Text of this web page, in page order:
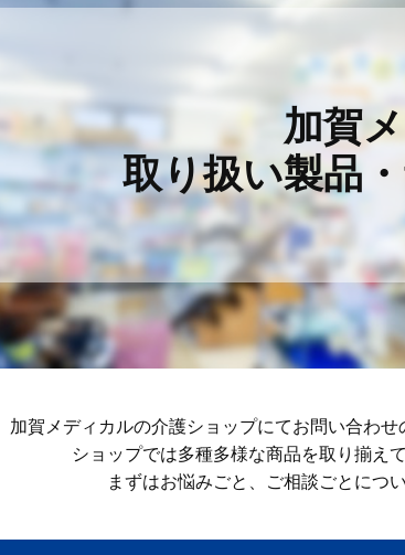
加賀
取り扱い製品
加賀メディカルの介護ショップにてお問い合わ
ショップでは多種多様な商品を取り揃え
まずはお悩みごと、ご相談ごとにつ